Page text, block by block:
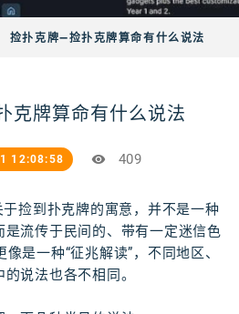
捡扑克牌—捡扑克牌算命有什么说法
克牌算命有什么说法
12:08:58 409
于捡到扑克牌的寓意，并不是一种
流传于民间的、带有一定迷信色
是一种“征兆解读”，不同地区、
说法也各不相同。